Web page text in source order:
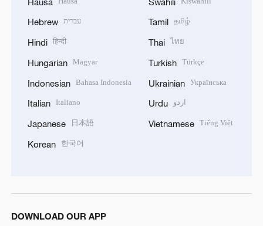
Hebrew עברית
Hindi हिन्दी
Hungarian Magyar
Indonesian Bahasa Indonesia
Italian Italiano
Japanese 日本語
Korean 한국어
Tamil தமிழ்
Thai ไทย
Turkish Türkçe
Ukrainian Українська
Urdu اردو
Vietnamese Tiếng Việt
DOWNLOAD OUR APP